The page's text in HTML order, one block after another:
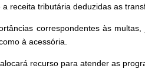
receita tributária deduzidas as
correspondentes às
à acessória.
recurso para atender as